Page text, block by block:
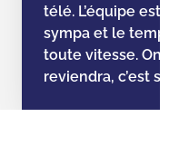
télé. L’équipe est
sympa et le
toute vitesse. On
reviendra, c’est